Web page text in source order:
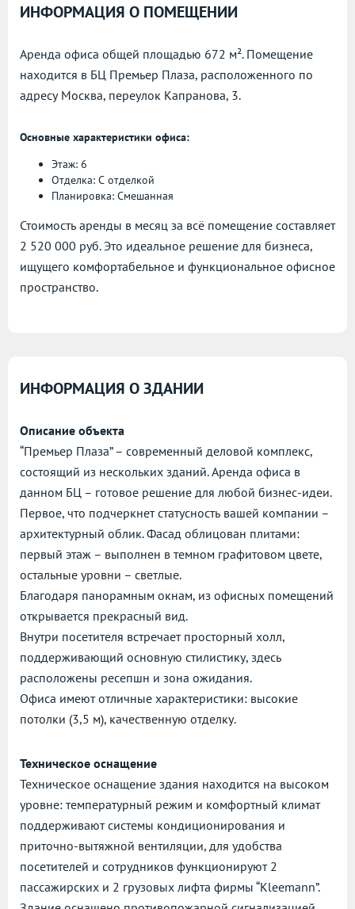
ИНФОРМАЦИЯ О ПОМЕЩЕНИИ
Аренда офиса общей площадью 672 м². Помещение
находится в БЦ Премьер Плаза, расположенного по
адресу Москва, переулок Капранова, 3.
Основные характеристики офиса:
Этаж: 6
Отделка: С отделкой
Планировка: Смешанная
Стоимость аренды в месяц за всё помещение составляет
2 520 000 руб. Это идеальное решение для бизнеса,
ищущего комфортабельное и функциональное офисное
пространство.
ИНФОРМАЦИЯ О ЗДАНИИ
Описание объекта
“Премьер Плаза” – современный деловой комплекс,
состоящий из нескольких зданий. Аренда офиса в
данном БЦ – готовое решение для любой бизнес-идеи.
Первое, что подчеркнет статусность вашей компании –
архитектурный облик. Фасад облицован плитами:
первый этаж – выполнен в темном графитовом цвете,
остальные уровни – светлые.
Благодаря панорамным окнам, из офисных помещений
открывается прекрасный вид.
Внутри посетителя встречает просторный холл,
поддерживающий основную стилистику, здесь
расположены ресепшн и зона ожидания.
Офиса имеют отличные характеристики: высокие
потолки (3,5 м), качественную отделку.
Техническое оснащение
Техническое оснащение здания находится на высоком
уровне: температурный режим и комфортный климат
поддерживают системы кондиционирования и
приточно-вытяжной вентиляции, для удобства
посетителей и сотрудников функционируют 2
пассажирских и 2 грузовых лифта фирмы “Kleemann”.